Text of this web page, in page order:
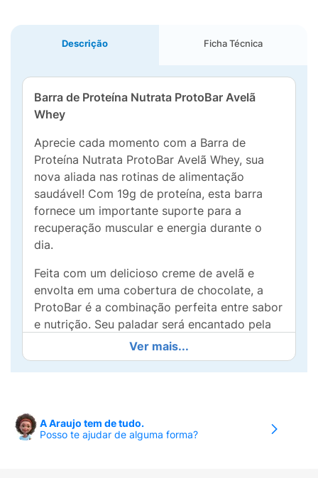
Descrição Ficha Técnica
Barra de Proteína Nutrata ProtoBar Avelã
Whey
Aprecie cada momento com a Barra de
Proteína Nutrata ProtoBar Avelã Whey, sua
nova aliada nas rotinas de alimentação
saudável! Com 19g de proteína, esta barra
fornece um importante suporte para a
recuperação muscular e energia durante o
dia.
Feita com um delicioso creme de avelã e
envolta em uma cobertura de chocolate, a
ProtoBar é a combinação perfeita entre sabor
e nutrição. Seu paladar será encantado pela
textura macia e o gosto inconfundível da
avelã, tornando-se a escolha ideal para quem
deseja um lanche prazeroso sem abrir mão da
Além disso, a barra é uma fonte de fibras,
vitaminas e minerais, e é isenta de glúten,
Ver mais...
A Araujo tem de tudo.
Posso te ajudar de alguma forma?